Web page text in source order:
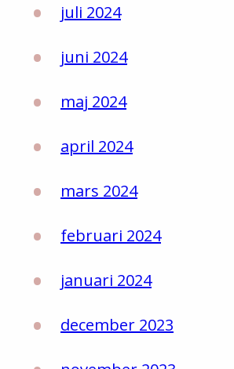
juli 2024
juni 2024
maj 2024
april 2024
mars 2024
februari 2024
januari 2024
december 2023